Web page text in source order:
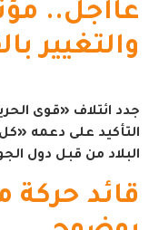
عااجل..
والتغيير
جدد ائتلاف «قوى
التأكيد على دعمه
البلاد من قبل دول
قائد حركة